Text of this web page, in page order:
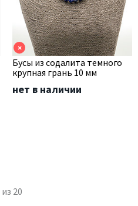
×
Бусы из содалита темного
крупная грань 10 мм
нет в наличии
из 20